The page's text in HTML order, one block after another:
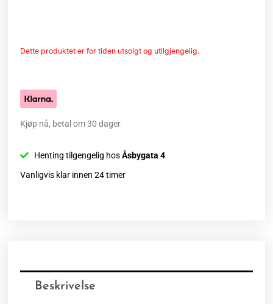
Dette produktet er for tiden utsolgt og utilgjengelig.
Kjøp nå, betal om 30 dager
Henting tilgengelig hosÅsbygata 4
Vanligvis klar innen 24 timer
Beskrivelse